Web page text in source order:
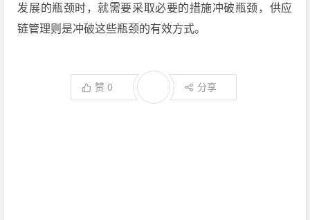
发展的瓶颈时，就需要采取必要的措施冲破瓶颈，供应
链管理则是冲破这些瓶颈的有效方式。
赞0 分享